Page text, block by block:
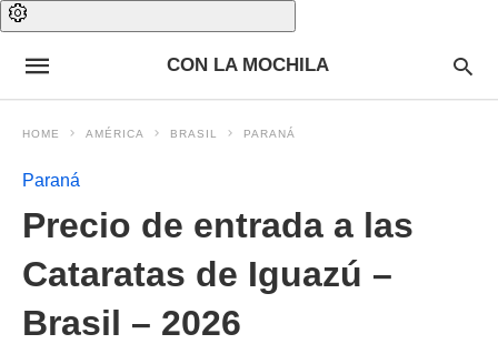
CON LA MOCHILA
HOME AMÉRICA BRASIL PARANÁ
Paraná
Precio de entrada a las
Cataratas de Iguazú –
Brasil – 2026